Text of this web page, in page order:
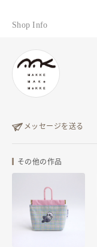
Shop Info
メッセージを送る
その他の作品